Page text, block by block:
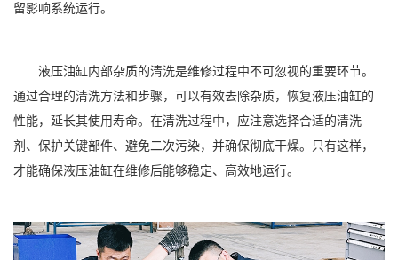
留影响系统运行。
液压油缸内部杂质的清洗是维修过程中不可忽视的重要环节。
通过合理的清洗方法和步骤，可以有效去除杂质，恢复液压油缸的
性能，延长其使用寿命。在清洗过程中，应注意选择合适的清洗
剂、保护关键部件、避免二次污染，并确保彻底干燥。只有这样，
才能确保液压油缸在维修后能够稳定、高效地运行。